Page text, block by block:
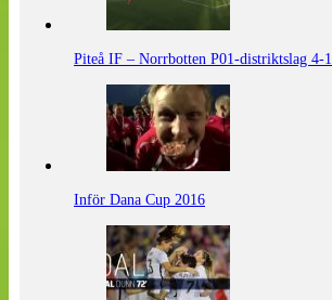
Piteå IF – Norrbotten P01-distriktslag 4-1
Inför Dana Cup 2016